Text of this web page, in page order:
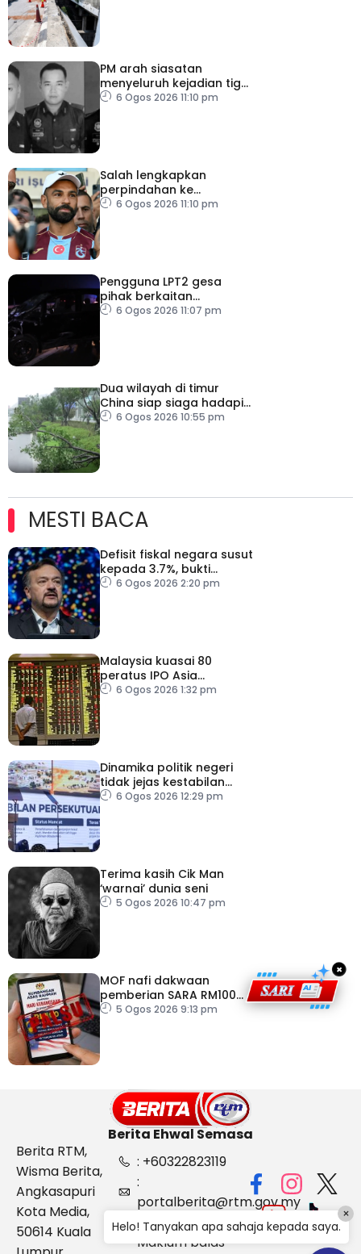
PM arah siasatan
menyeluruh kejadian tiga
anggota polis maut
6 Ogos 2026 11:10 pm
Salah lengkapkan
perpindahan ke
Trabzonspor
6 Ogos 2026 11:10 pm
Pengguna LPT2 gesa
pihak berkaitan
pertingkat keselamatan
6 Ogos 2026 11:07 pm
Dua wilayah di timur
China siap siaga hadapi
taufan Dolphin
6 Ogos 2026 10:55 pm
MESTI BACA
Defisit fiskal negara susut
kepada 3.7%, bukti
keyakinan pelabur masih
6 Ogos 2026 2:20 pm
Malaysia kuasai 80
peratus IPO Asia
Tenggara, kumpul AS$1.4
6 Ogos 2026 1:32 pm
Dinamika politik negeri
tidak jejas kestabilan
Kerajaan Perpaduan
6 Ogos 2026 12:29 pm
Terima kasih Cik Man
‘warnai’ dunia seni
5 Ogos 2026 10:47 pm
MOF nafi dakwaan
pemberian SARA RM100
sempena Hari
5 Ogos 2026 9:13 pm
×
Berita Ehwal Semasa
Berita RTM,
Wisma Berita,
Angkasapuri
Kota Media,
50614 Kuala
: +60322823119
:
portalberita@rtm.gov.my
: Aduan &
Maklum balas
Helo! Tanyakan apa sahaja kepada saya.
×